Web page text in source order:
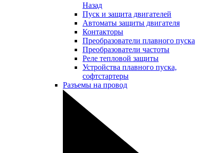
Назад
Пуск и защита двигателей
Автоматы защиты двигателя
Контакторы
Преобразователи плавного пуска
Преобразователи частоты
Реле тепловой защиты
Устройства плавного пуска,
софтстартеры
Разъемы на провод